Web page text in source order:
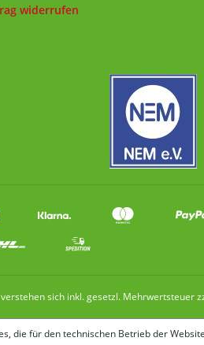
widerrufen
sich inkl. gesetzl. Mehrwertsteuer
die für den technischen Betrieb der